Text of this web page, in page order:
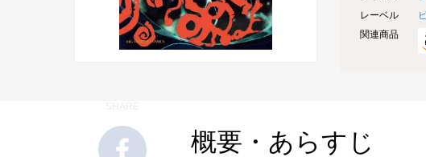
レーベル
関連商品
概要・あらすじ